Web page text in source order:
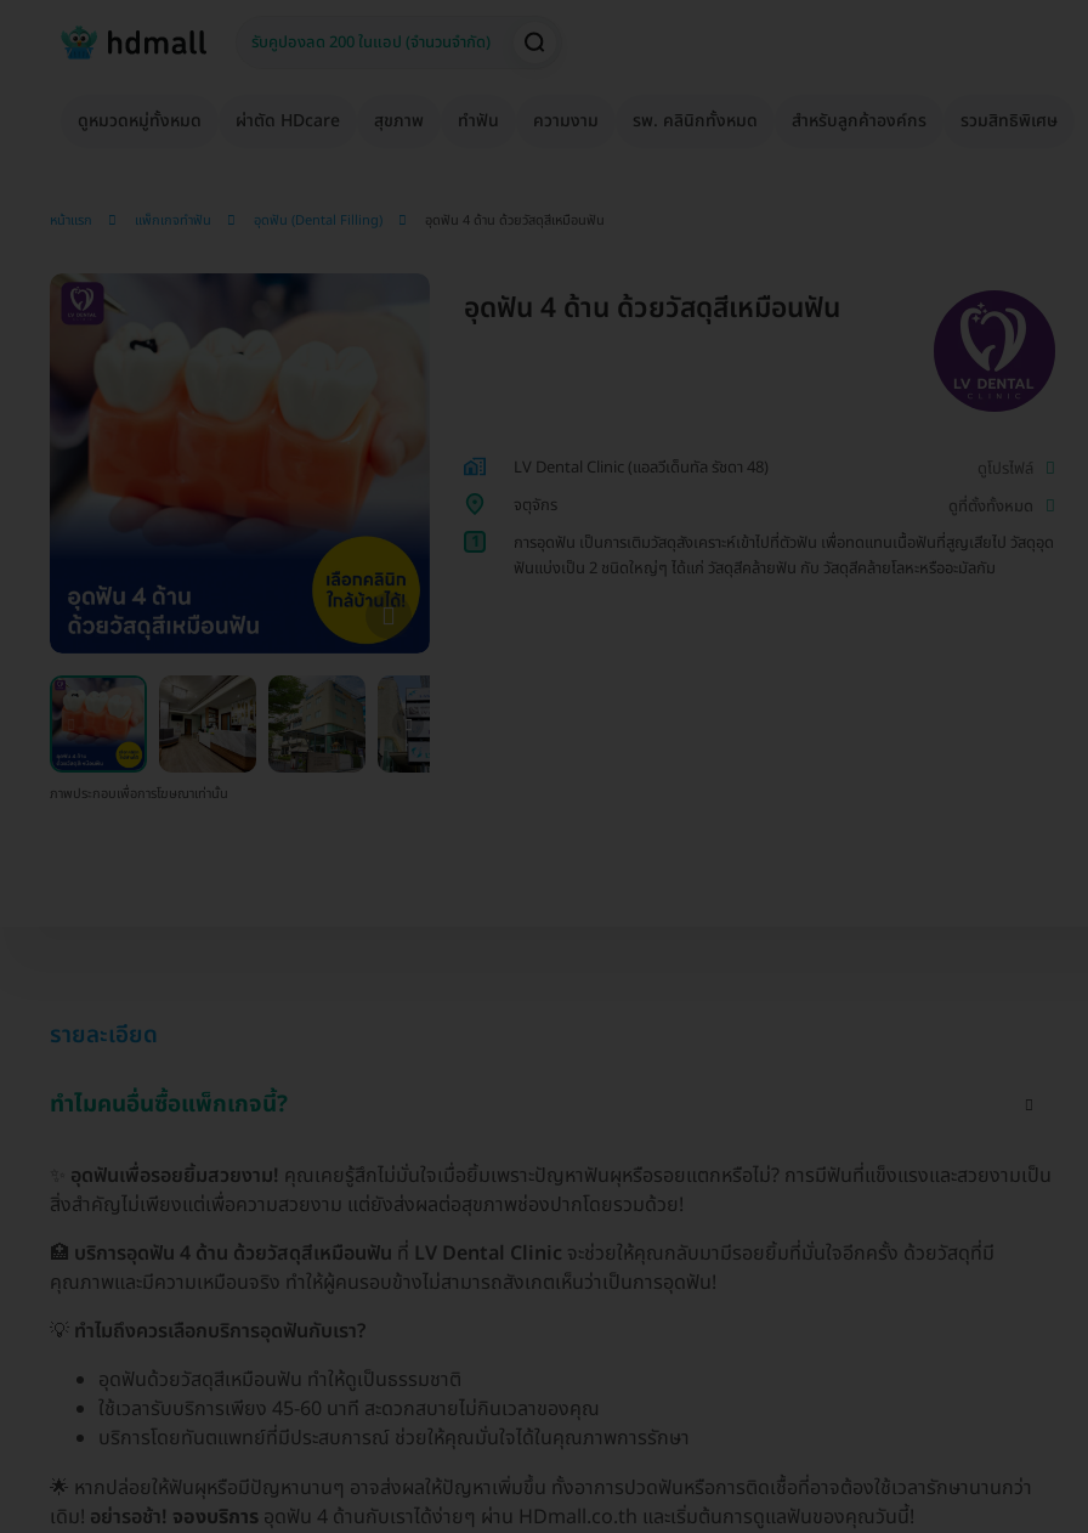
ดูหมวดหมู่ทั้งหมด ผ่าตัด HDcare สุขภาพ ทำฟัน ความงาม รพ. คลินิกทั้งหมด สำหรับลูกค้าองค์กร รวมสิทธิพิเศษ
หน้าแรก แพ็กเกจทำฟัน อุดฟัน (Dental Filling) อุดฟัน 4 ด้าน ด้วยวัสดุสีเหมือนฟัน
ภาพประกอบเพื่อการโฆษณาเท่านั้น
อุดฟัน 4 ด้าน ด้วยวัสดุสีเหมือนฟัน
LV Dental Clinic (แอลวีเด็นทัล รัชดา 48)
ดูโปรไฟล์
จตุจักร
ดูที่ตั้งทั้งหมด
1
การอุดฟัน เป็นการเติมวัสดุสังเคราะห์เข้าไปที่ตัวฟัน เพื่อทดแทนเนื้อฟันที่สูญเสียไป วัสดุอุด
ฟันแบ่งเป็น 2 ชนิดใหญ่ๆ ได้แก่ วัสดุสีคล้ายฟัน กับ วัสดุสีคล้ายโลหะหรืออะมัลกัม
รายละเอียด
ทำไมคนอื่นซื้อแพ็กเกจนี้?
อุดฟันเพื่อรอยยิ้มสวยงาม! คุณเคยรู้สึกไม่มั่นใจเมื่อยิ้มเพราะปัญหาฟันผุหรือรอยแตกหรือไม่? การมีฟันที่แข็งแรงและสวยงามเป็น
สิ่งสำคัญไม่เพียงแต่เพื่อความสวยงาม แต่ยังส่งผลต่อสุขภาพช่องปากโดยรวมด้วย!
🏥 บริการอุดฟัน 4 ด้าน ด้วยวัสดุสีเหมือนฟัน ที่ LV Dental Clinic จะช่วยให้คุณกลับมามีรอยยิ้มที่มั่นใจอีกครั้ง ด้วยวัสดุที่มี
คุณภาพและมีความเหมือนจริง ทำให้ผู้คนรอบข้างไม่สามารถสังเกตเห็นว่าเป็นการอุดฟัน!
💡 ทำไมถึงควรเลือกบริการอุดฟันกับเรา?
อุดฟันด้วยวัสดุสีเหมือนฟัน ทำให้ดูเป็นธรรมชาติ
ใช้เวลารับบริการเพียง 45-60 นาที สะดวกสบายไม่กินเวลาของคุณ
บริการโดยทันตแพทย์ที่มีประสบการณ์ ช่วยให้คุณมั่นใจได้ในคุณภาพการรักษา
🌟 หากปล่อยให้ฟันผุหรือมีปัญหานานๆ อาจส่งผลให้ปัญหาเพิ่มขึ้น ทั้งอาการปวดฟันหรือการติดเชื้อที่อาจต้องใช้เวลารักษานานกว่า
เดิม! อย่ารอช้า! จองบริการ อุดฟัน 4 ด้านกับเราได้ง่ายๆ ผ่าน HDmall.co.th และเริ่มต้นการดูแลฟันของคุณวันนี้!